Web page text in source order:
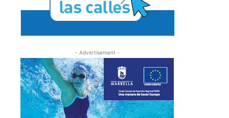
- Advertisement -